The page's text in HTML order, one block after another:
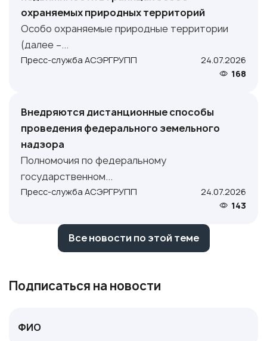
охраняемых природных территорий
Особо охраняемые природные территории
(далее –...
Пресс-служба АСЭРГРУПП
24.07.2026
168
Внедряются дистанционные способы
проведения федерального земельного
надзора
Полномочия по федеральному
государственном...
Пресс-служба АСЭРГРУПП
24.07.2026
143
Все новости по этой теме
Подписаться на новости